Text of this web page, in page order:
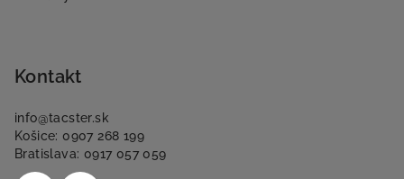
Kontakt
info@tacster.sk
Košice: 0907 268 199
Bratislava: 0917 057 059